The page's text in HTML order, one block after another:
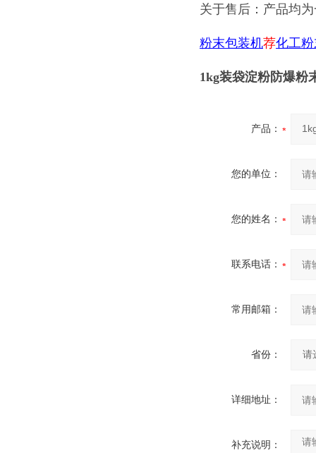
关于售后：产品均
粉末包装机荐化工
1kg装袋淀粉防爆粉
产品：
您的单位：
您的姓名：
联系电话：
常用邮箱：
省份：
详细地址：
补充说明：